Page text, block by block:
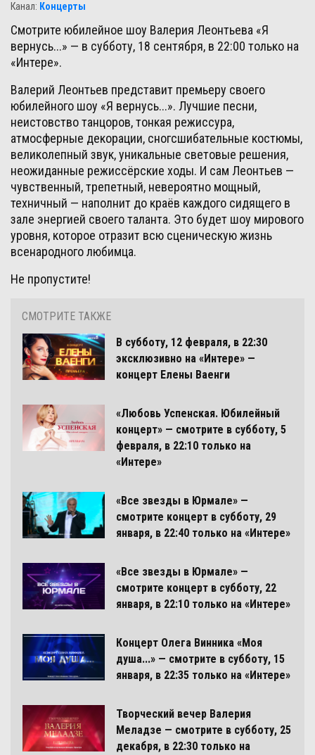
Канал: Концерты
Смотрите юбилейное шоу Валерия Леонтьева «Я
вернусь...» — в субботу, 18 сентября, в 22:00 только на
«Интере».
Валерий Леонтьев представит премьеру своего
юбилейного шоу «Я вернусь...». Лучшие песни,
неистовство танцоров, тонкая режиссура,
атмосферные декорации, сногсшибательные костюмы,
великолепный звук, уникальные световые решения,
неожиданные режиссёрские ходы. И сам Леонтьев —
чувственный, трепетный, невероятно мощный,
техничный — наполнит до краёв каждого сидящего в
зале энергией своего таланта. Это будет шоу мирового
уровня, которое отразит всю сценическую жизнь
всенародного любимца.
Не пропустите!
СМОТРИТЕ ТАКЖЕ
В субботу, 12 февраля, в 22:30
эксклюзивно на «Интере» —
концерт Елены Ваенги
«Любовь Успенская. Юбилейный
концерт» — смотрите в субботу, 5
февраля, в 22:10 только на
«Интере»
«Все звезды в Юрмале» —
смотрите концерт в субботу, 29
января, в 22:40 только на «Интере»
«Все звезды в Юрмале» —
смотрите концерт в субботу, 22
января, в 22:10 только на «Интере»
Концерт Олега Винника «Моя
душа...» — смотрите в субботу, 15
января, в 22:35 только на «Интере»
Творческий вечер Валерия
Меладзе — смотрите в субботу, 25
декабря, в 22:30 только на